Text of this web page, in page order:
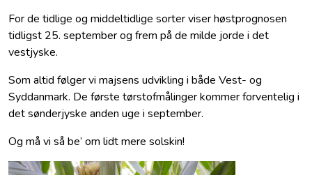
For de tidlige og middeltidlige sorter viser høstprognosen
tidligst 25. september og frem på de milde jorde i det
vestjyske.
Som altid følger vi majsens udvikling i både Vest- og
Syddanmark. De første tørstofmålinger kommer forventelig i
det sønderjyske anden uge i september.
Og må vi så be’ om lidt mere solskin!